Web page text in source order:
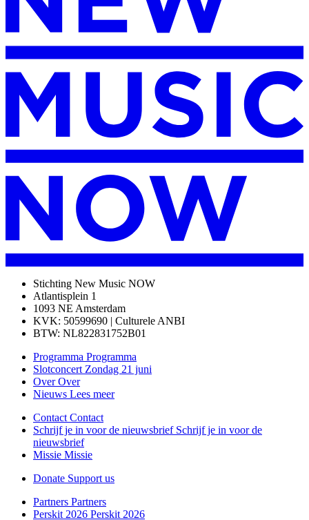
Stichting New Music NOW
Atlantisplein 1
1093 NE Amsterdam
KVK: 50599690 | Culturele ANBI
BTW: NL822831752B01
Programma Programma
Slotconcert Zondag 21 juni
Over Over
Nieuws Lees meer
Contact Contact
Schrijf je in voor de nieuwsbrief Schrijf je in voor de
nieuwsbrief
Missie Missie
Donate Support us
Partners Partners
Perskit 2026 Perskit 2026